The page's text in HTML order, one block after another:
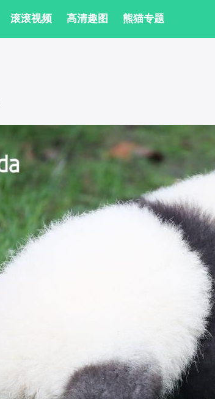
滚滚视频 高清趣图 熊猫专题